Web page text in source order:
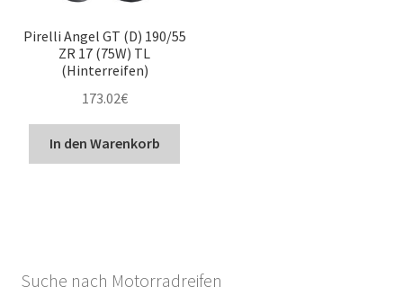
Pirelli Angel GT (D) 190/55
ZR 17 (75W) TL
(Hinterreifen)
173.02€
In den Warenkorb
Suche nach Motorradreifen